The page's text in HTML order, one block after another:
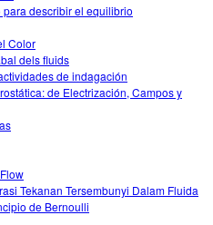
describir el equilibrio
Color
dels fluids
de indagación
de Electrización, Campos y
Tekanan Tersembunyi Dalam Fluida
de Bernoulli